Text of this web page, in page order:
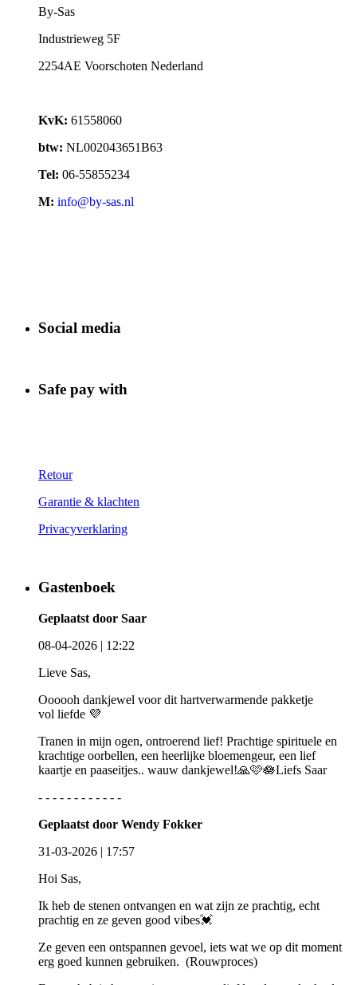
By-Sas
Industrieweg 5F
2254AE Voorschoten Nederland
KvK: 61558060
btw: NL002043651B63
Tel: 06-55855234
M: info@by-sas.nl
Social media
Safe pay with
Retour
Garantie & klachten
Privacyverklaring
Gastenboek
Geplaatst door Saar
08-04-2026 | 12:22
Lieve Sas,
Oooooh dankjewel voor dit hartverwarmende pakketje
vol liefde 💜
Tranen in mijn ogen, ontroerend lief! Prachtige spirituele en
krachtige oorbellen, een heerlijke bloemengeur, een lief
kaartje en paaseitjes.. wauw dankjewel!🙏🩷🪷Liefs Saar
- - - - - - - - - - - -
Geplaatst door Wendy Fokker
31-03-2026 | 17:57
Hoi Sas,
Ik heb de stenen ontvangen en wat zijn ze prachtig, echt
prachtig en ze geven good vibes💓
Ze geven een ontspannen gevoel, iets wat we op dit moment
erg goed kunnen gebruiken. (Rouwproces)